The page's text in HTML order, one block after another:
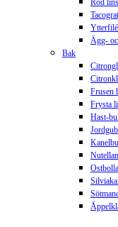
Röd
Ägg-
Bak
Frusen
Frysta
Hast-